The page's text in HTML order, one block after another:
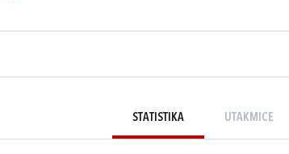
STATISTIKA UTAKMICE